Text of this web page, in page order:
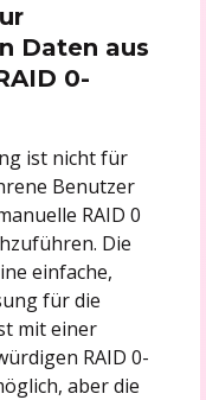
Daten aus
0-
ist nicht für
Benutzer
RAID 0
Die
einfache,
für die
mit einer
RAID 0-
aber die